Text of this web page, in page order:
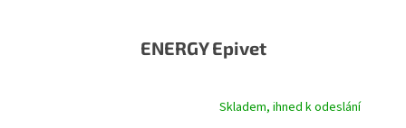
ENERGY Epivet
Průměrné hodnocení produktu je 5,0 z 5 hvězdiček.
Skladem, ihned k odeslání